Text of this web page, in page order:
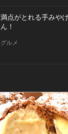
満点がとれる手みや
ん！
グルメ